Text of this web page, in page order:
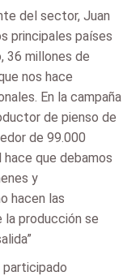
del sector, Juan
principales países
36 millones de
nos hace
En la campaña
de pienso de
de 99.000
que debamos
y
hacen las
la producción se
participado